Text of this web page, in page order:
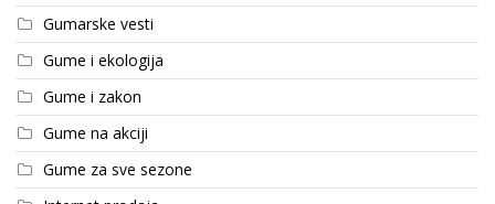
Gumarske vesti
Gume i ekologija
Gume i zakon
Gume na akciji
Gume za sve sezone